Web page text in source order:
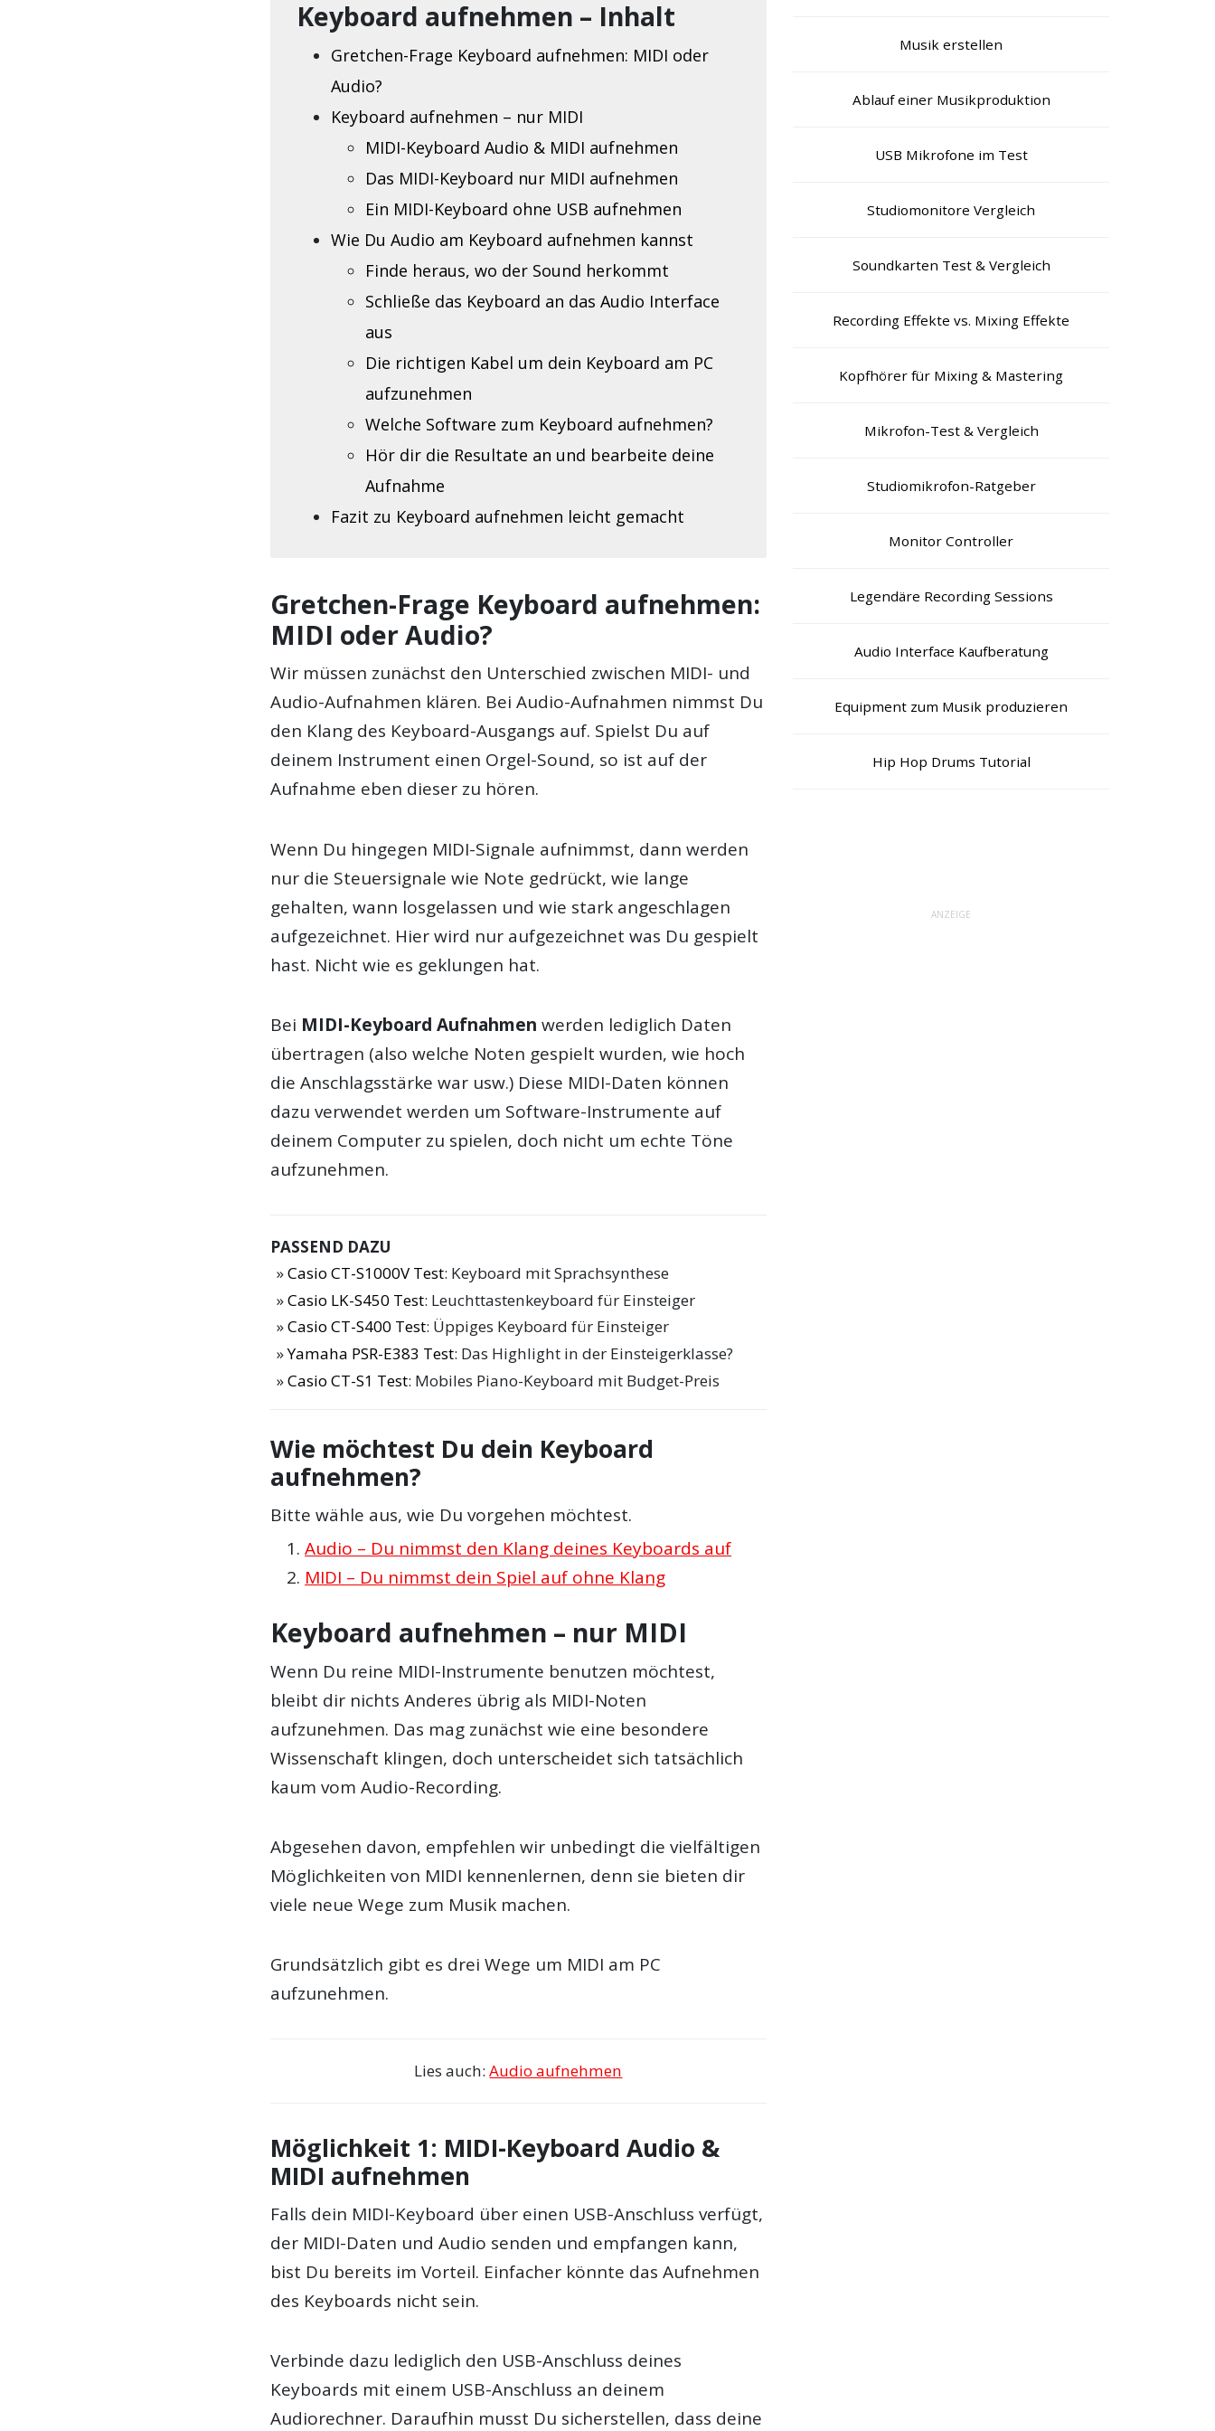
Keyboard aufnehmen – Inhalt
Gretchen-Frage Keyboard aufnehmen: MIDI oder
Audio?
Keyboard aufnehmen – nur MIDI
MIDI-Keyboard Audio & MIDI aufnehmen
Das MIDI-Keyboard nur MIDI aufnehmen
Ein MIDI-Keyboard ohne USB aufnehmen
Wie Du Audio am Keyboard aufnehmen kannst
Finde heraus, wo der Sound herkommt
Schließe das Keyboard an das Audio Interface
aus
Die richtigen Kabel um dein Keyboard am PC
aufzunehmen
Welche Software zum Keyboard aufnehmen?
Hör dir die Resultate an und bearbeite deine
Aufnahme
Fazit zu Keyboard aufnehmen leicht gemacht
Gretchen-Frage Keyboard aufnehmen:
MIDI oder Audio?
Wir müssen zunächst den Unterschied zwischen MIDI- und
Audio-Aufnahmen klären. Bei Audio-Aufnahmen nimmst Du
den Klang des Keyboard-Ausgangs auf. Spielst Du auf
deinem Instrument einen Orgel-Sound, so ist auf der
Aufnahme eben dieser zu hören.
Wenn Du hingegen MIDI-Signale aufnimmst, dann werden
nur die Steuersignale wie Note gedrückt, wie lange
gehalten, wann losgelassen und wie stark angeschlagen
aufgezeichnet. Hier wird nur aufgezeichnet was Du gespielt
hast. Nicht wie es geklungen hat.
Bei MIDI-Keyboard Aufnahmenwerden lediglich Daten
übertragen (also welche Noten gespielt wurden, wie hoch
die Anschlagsstärke war usw.) Diese MIDI-Daten können
dazu verwendet werden um Software-Instrumente auf
deinem Computer zu spielen, doch nicht um echte Töne
aufzunehmen.
PASSEND DAZU
Casio CT-S1000V Test: Keyboard mit Sprachsynthese
Casio LK-S450 Test: Leuchttastenkeyboard für Einsteiger
Casio CT-S400 Test: Üppiges Keyboard für Einsteiger
Yamaha PSR-E383 Test: Das Highlight in der Einsteigerklasse?
Casio CT-S1 Test: Mobiles Piano-Keyboard mit Budget-Preis
Wie möchtest Du dein Keyboard
aufnehmen?
Bitte wähle aus, wie Du vorgehen möchtest.
Audio – Du nimmst den Klang deines Keyboards auf
MIDI – Du nimmst dein Spiel auf ohne Klang
Keyboard aufnehmen – nur MIDI
Wenn Du reine MIDI-Instrumente benutzen möchtest,
bleibt dir nichts Anderes übrig als MIDI-Noten
aufzunehmen. Das mag zunächst wie eine besondere
Wissenschaft klingen, doch unterscheidet sich tatsächlich
kaum vom Audio-Recording.
Abgesehen davon, empfehlen wir unbedingt die vielfältigen
Möglichkeiten von MIDI kennenlernen, denn sie bieten dir
viele neue Wege zum Musik machen.
Grundsätzlich gibt es drei Wege um MIDI am PC
aufzunehmen.
Lies auch:Audio aufnehmen
Möglichkeit 1: MIDI-Keyboard Audio &
MIDI aufnehmen
Falls dein MIDI-Keyboard über einen USB-Anschluss verfügt,
der MIDI-Daten und Audio senden und empfangen kann,
bist Du bereits im Vorteil. Einfacher könnte das Aufnehmen
des Keyboards nicht sein.
Verbinde dazu lediglich den USB-Anschluss deines
Keyboards mit einem USB-Anschluss an deinem
Audiorechner. Daraufhin musst Du sicherstellen, dass deine
Musik erstellen
Ablauf einer Musikproduktion
USB Mikrofone im Test
Studiomonitore Vergleich
Soundkarten Test & Vergleich
Recording Effekte vs. Mixing Effekte
Kopfhörer für Mixing & Mastering
Mikrofon-Test & Vergleich
Studiomikrofon-Ratgeber
Monitor Controller
Legendäre Recording Sessions
Audio Interface Kaufberatung
Equipment zum Musik produzieren
Hip Hop Drums Tutorial
ANZEIGE